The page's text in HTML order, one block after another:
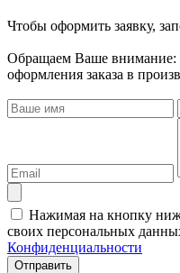
Чтобы оформить заявку,
Обращаем Ваше внимание:
оформления заказа в
Нажимая на кнопку
своих персональных
Конфиденциальности
Отправить